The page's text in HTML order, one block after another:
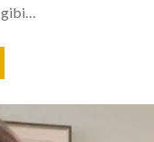
gibi…